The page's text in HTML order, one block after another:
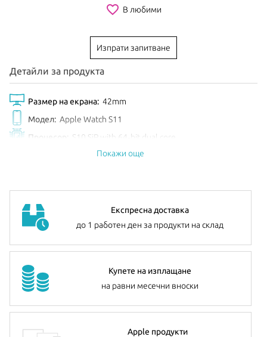
favorite_border В любими
Изпрати запитване
Детайли за продукта
Размер на екрана: 42mm
Модел: Apple Watch S11
Процесор:
S10 SiP with 64‑bit dual core
EAN: 195950619607
Анонсиран:
Септември 2025
Допълнителна информация: можете да намерите
Покажи още
Експресна доставка
до 1 работен ден за продукти на склад
Купете на изплащане
на равни месечни вноски
Apple продукти